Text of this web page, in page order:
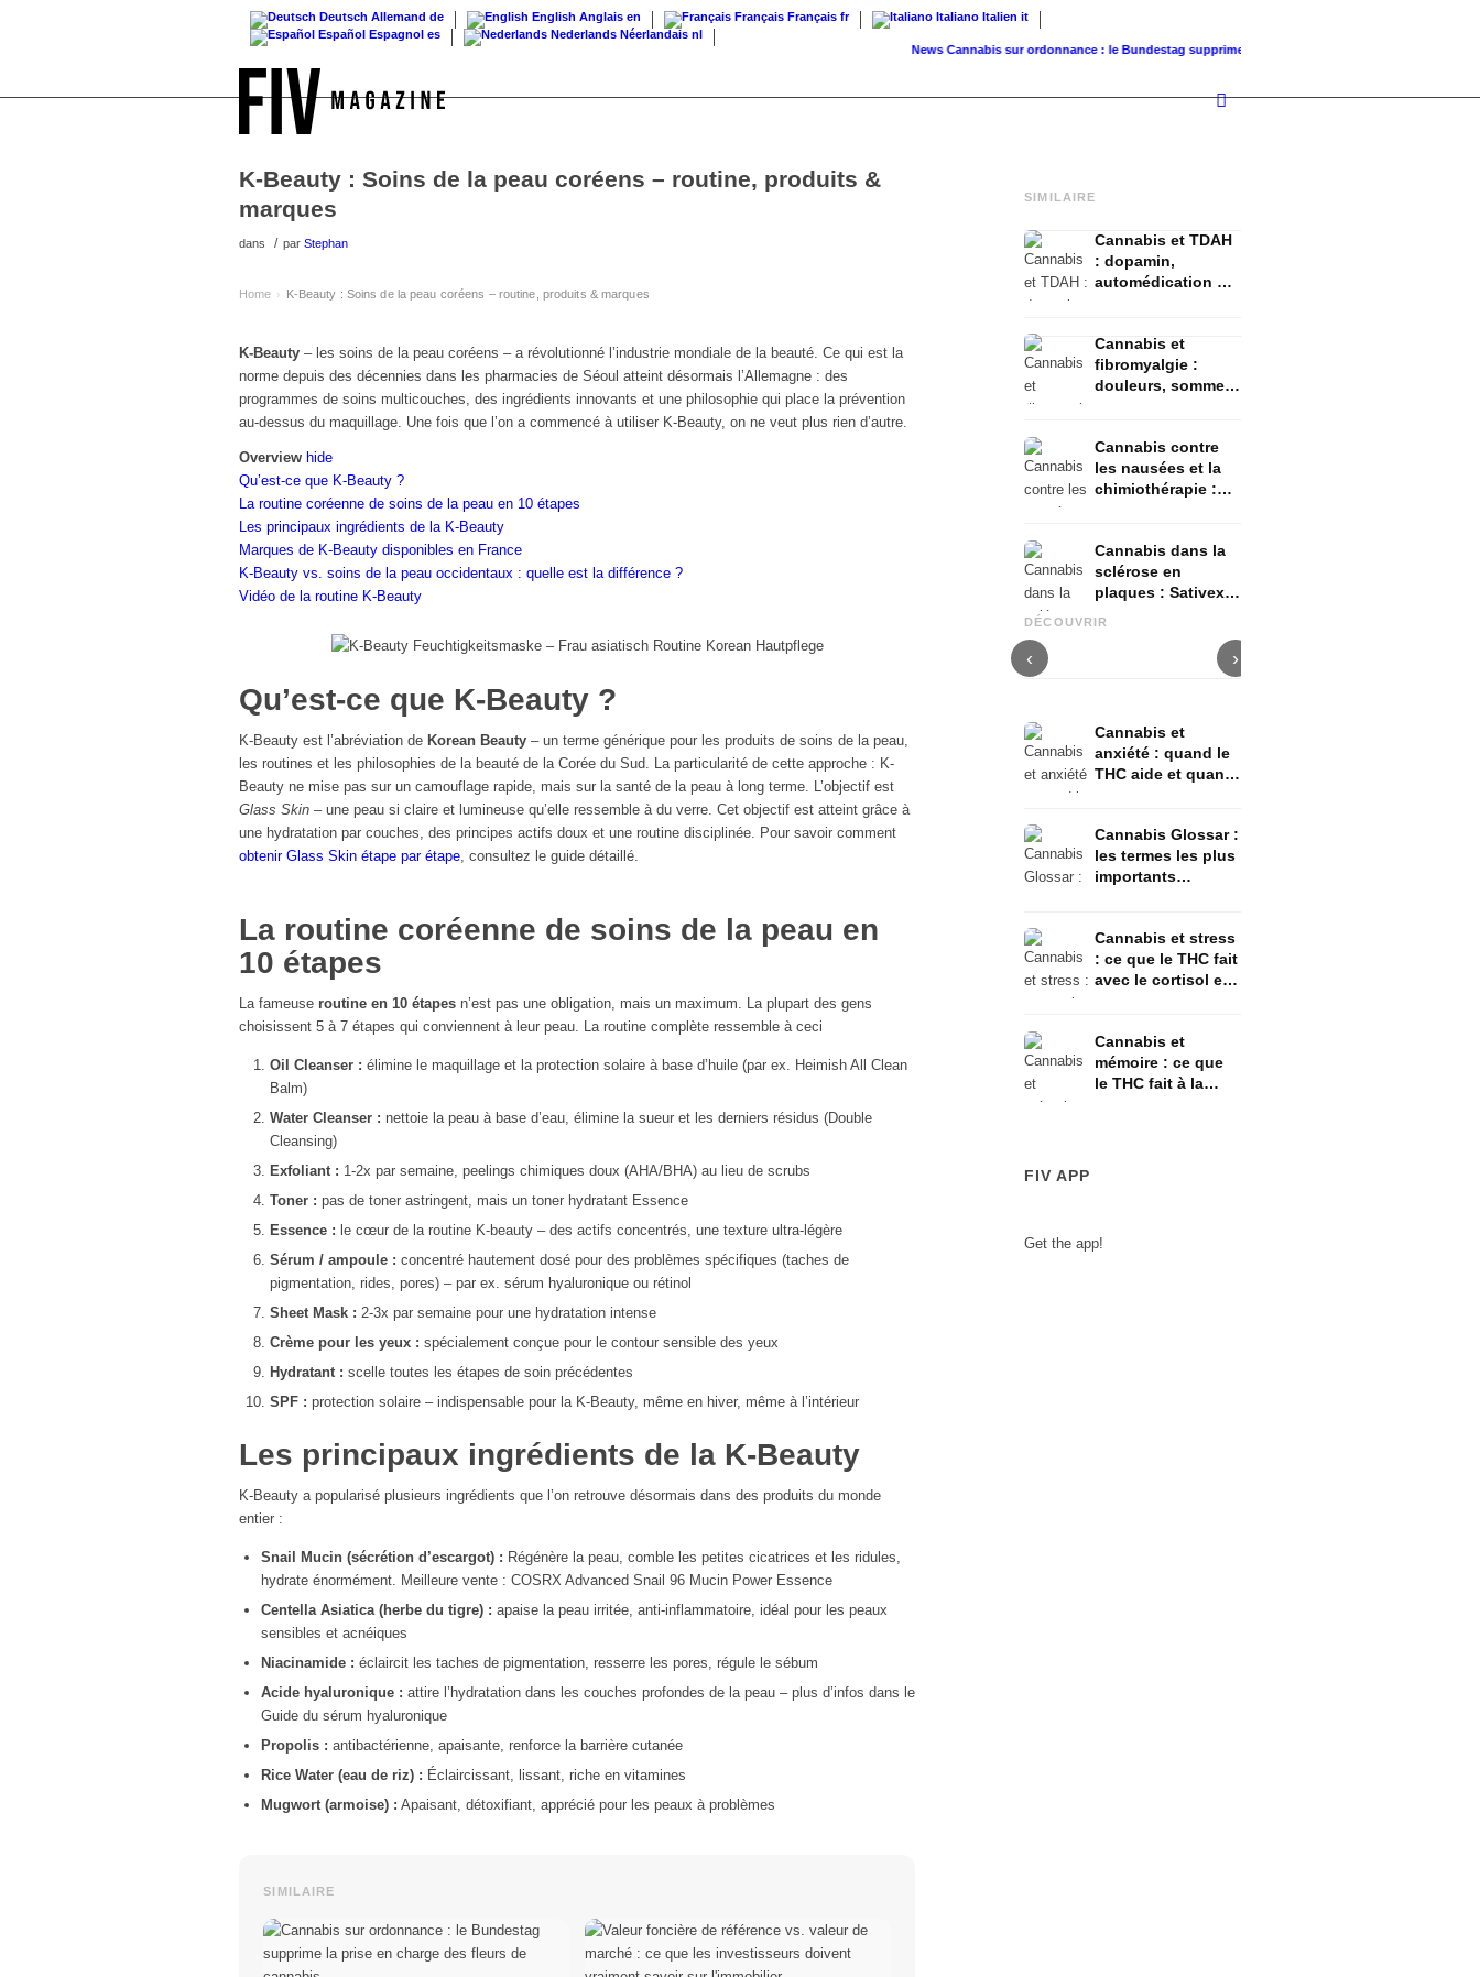
Deutsch Allemand de English Anglais en Français Français fr Italiano Italien it
Español Espagnol es Nederlands Néerlandais nl
Cannabis sur ordonnance : le Bundestag supprime...Valeur foncière de référence vs. valeur de...
K-Beauty : Soins de la peau coréens – routine, produits &
marques
dans / par Stephan
Home › K-Beauty : Soins de la peau coréens – routine, produits & marques
K-Beauty – les soins de la peau coréens – a révolutionné l’industrie mondiale de la beauté. Ce qui est la
norme depuis des décennies dans les pharmacies de Séoul atteint désormais l’Allemagne : des
programmes de soins multicouches, des ingrédients innovants et une philosophie qui place la prévention
au-dessus du maquillage. Une fois que l’on a commencé à utiliser K-Beauty, on ne veut plus rien d’autre.
Overview hide
Qu’est-ce que K-Beauty ?
La routine coréenne de soins de la peau en 10 étapes
Les principaux ingrédients de la K-Beauty
Marques de K-Beauty disponibles en France
K-Beauty vs. soins de la peau occidentaux : quelle est la différence ?
Vidéo de la routine K-Beauty
Qu’est-ce que K-Beauty ?
K-Beauty est l’abréviation de Korean Beauty – un terme générique pour les produits de soins de la peau,
les routines et les philosophies de la beauté de la Corée du Sud. La particularité de cette approche : K-
Beauty ne mise pas sur un camouflage rapide, mais sur la santé de la peau à long terme. L’objectif est
Glass Skin – une peau si claire et lumineuse qu’elle ressemble à du verre. Cet objectif est atteint grâce à
une hydratation par couches, des principes actifs doux et une routine disciplinée. Pour savoir comment
obtenir Glass Skin étape par étape, consultez le guide détaillé.
La routine coréenne de soins de la peau en
10 étapes
La fameuse routine en 10 étapes n’est pas une obligation, mais un maximum. La plupart des gens
choisissent 5 à 7 étapes qui conviennent à leur peau. La routine complète ressemble à ceci
Oil Cleanser : élimine le maquillage et la protection solaire à base d’huile (par ex. Heimish All Clean
Balm)
Water Cleanser : nettoie la peau à base d’eau, élimine la sueur et les derniers résidus (Double
Cleansing)
Exfoliant : 1-2x par semaine, peelings chimiques doux (AHA/BHA) au lieu de scrubs
Toner : pas de toner astringent, mais un toner hydratant Essence
Essence : le cœur de la routine K-beauty – des actifs concentrés, une texture ultra-légère
Sérum / ampoule : concentré hautement dosé pour des problèmes spécifiques (taches de
pigmentation, rides, pores) – par ex. sérum hyaluronique ou rétinol
Sheet Mask : 2-3x par semaine pour une hydratation intense
Crème pour les yeux : spécialement conçue pour le contour sensible des yeux
Hydratant : scelle toutes les étapes de soin précédentes
SPF : protection solaire – indispensable pour la K-Beauty, même en hiver, même à l’intérieur
Les principaux ingrédients de la K-Beauty
K-Beauty a popularisé plusieurs ingrédients que l’on retrouve désormais dans des produits du monde
entier :
Snail Mucin (sécrétion d’escargot) : Régénère la peau, comble les petites cicatrices et les ridules,
hydrate énormément. Meilleure vente : COSRX Advanced Snail 96 Mucin Power Essence
Centella Asiatica (herbe du tigre) : apaise la peau irritée, anti-inflammatoire, idéal pour les peaux
sensibles et acnéiques
Niacinamide : éclaircit les taches de pigmentation, resserre les pores, régule le sébum
Acide hyaluronique : attire l’hydratation dans les couches profondes de la peau – plus d’infos dans le
Guide du sérum hyaluronique
Propolis : antibactérienne, apaisante, renforce la barrière cutanée
Rice Water (eau de riz) : Éclaircissant, lissant, riche en vitamines
Mugwort (armoise) : Apaisant, détoxifiant, apprécié pour les peaux à problèmes
SIMILAIRE
SIMILAIRE
Cannabis et TDAH
: dopamin,
automédication et
Cannabis et
fibromyalgie :
douleurs, sommeil
Cannabis contre
les nausées et la
chimiothérapie :
Cannabis dans la
sclérose en
plaques : Sativex,
DÉCOUVRIR
‹
Cannabis et épilepsie : le
CBD, Epidiolex et l'état actuel
›
Cannabis et
anxiété : quand le
THC aide et quand
Cannabis Glossar :
les termes les plus
importants
Cannabis et stress
: ce que le THC fait
avec le cortisol et
Cannabis et
mémoire : ce que
le THC fait à la
FIV APP
Get the app!